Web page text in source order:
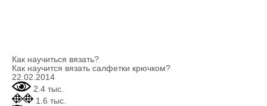
Как научиться вязать?
Как научится вязать салфетки крючком?
22.02.2014
2.4 тыс.
1.6 тыс.